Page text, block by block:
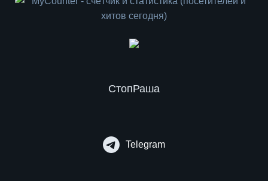
СтопРаша
Telegram